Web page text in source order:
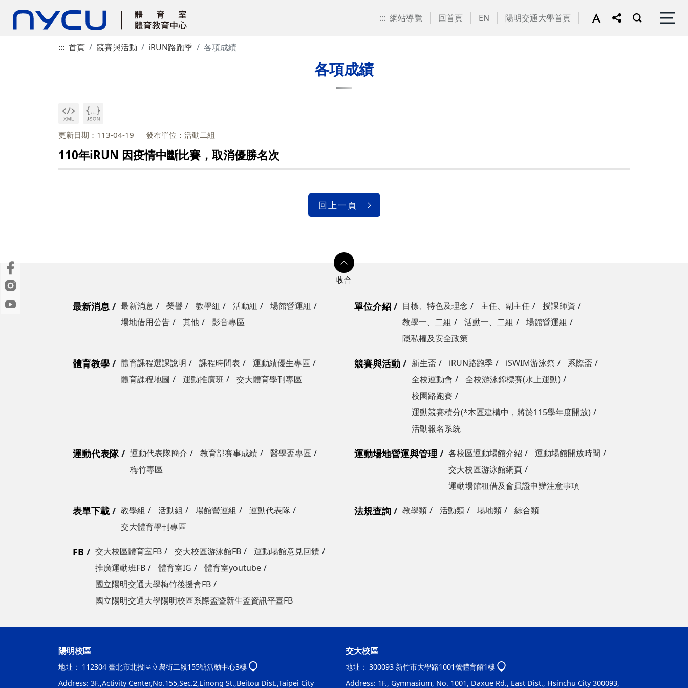
::: 網站導覽 回首頁 EN 陽明交通大學首頁
::: 首頁 競賽與活動 iRUN路跑季 各項成績
各項成績
更新日期：113-04-19 發布單位：活動二組
110年iRUN 因疫情中斷比賽，取消優勝名次
回上一頁
最新消息 最新消息 榮譽 教學組 活動組
場館營運組
場地借用公告
其他 影音專區
單位介紹 目標、特色及理念 主任、副主任
授課師資
教學一、二組
活動一、二組
場館營運組
隱私權及安全政策
體育教學 體育課程選課說明 課程時間表
運動績優生專區
體育課程地圖
運動推廣班 交大體育學刊專區
競賽與活動 新生盃 iRUN路跑季 iSWIM游泳祭
系際盃
全校運動會
全校游泳錦標賽(水上運動)
校園路跑賽
運動競賽積分(*本區建構中，將於115學年度開放)
活動報名系統
運動代表隊 運動代表隊簡介 教育部賽事成績
醫學盃專區
梅竹專區
運動場地營運與管理 各校區運動場館介紹
運動場館開放時間
交大校區游泳館網頁
運動場館租借及會員證申辦注意事項
表單下載 教學組 活動組 場館營運組
運動代表隊
交大體育學刊專區
法規查詢 教學類 活動類 場地類 綜合類
FB 交大校區體育室FB 交大校區游泳館FB
運動場館意見回饋
推廣運動班FB
體育室IG
體育室youtube
國立陽明交通大學梅竹後援會FB
國立陽明交通大學陽明校區系際盃暨新生盃資訊平臺FB
陽明校區
地址： 112304 臺北市北投區立農街二段155號活動中心3樓
Address: 3F.,Activity Center,No.155,Sec.2,Linong St.,Beitou Dist.,Taipei City
交大校區
地址： 300093 新竹市大學路1001號體育館1樓
Address: 1F., Gymnasium, No. 1001, Daxue Rd., East Dist., Hsinchu City 300093,